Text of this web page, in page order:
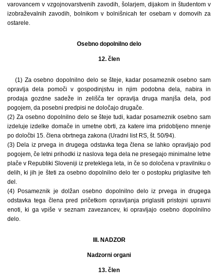
varovancem v vzgojnovarstvenih zavodih, šolarjem, dijakom in študentom v
izobraževalnih zavodih, bolnikom v bolnišnicah ter osebam v domovih za
ostarele.
Osebno dopolnilno delo
12. člen
(1) Za osebno dopolnilno delo se šteje, kadar posameznik osebno sam
opravlja dela pomoči v gospodinjstvu in njim podobna dela, nabira in
prodaja gozdne sadeže in zelišča ter opravlja druga manjša dela, pod
pogojem, da posebni predpisi ne določajo drugače.
(2) Za osebno dopolnilno delo se šteje tudi, kadar posameznik osebno sam
izdeluje izdelke domače in umetne obrti, za katere ima pridobljeno mnenje
po določbi 15. člena obrtnega zakona (Uradni list RS, št. 50/94).
(3) Dela iz prvega in drugega odstavka tega člena se lahko opravljajo pod
pogojem, če letni prihodki iz naslova tega dela ne presegajo minimalne letne
plače v Republiki Sloveniji iz preteklega leta, in če so določena v pravilniku o
delih, ki jih je šteti za osebno dopolnilno delo ter o postopku priglasitve teh
del.
(4) Posameznik je dolžan osebno dopolnilno delo iz prvega in drugega
odstavka tega člena pred pričetkom opravljanja priglasiti pristojni upravni
enoti, ki ga vpiše v seznam zavezancev, ki opravljajo osebno dopolnilno
delo.
III. NADZOR
Nadzorni organi
13. člen